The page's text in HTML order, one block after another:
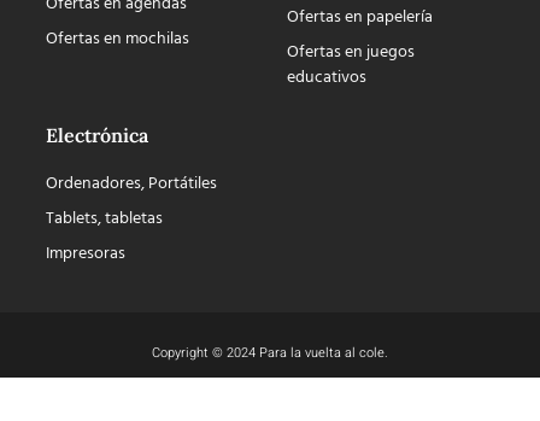
Ofertas en mochilas
Ofertas en papelería
Ofertas en juegos
educativos
Electrónica
Ordenadores, Portátiles
Tablets, tabletas
Impresoras
Copyright © 2024 Para la vuelta al cole.